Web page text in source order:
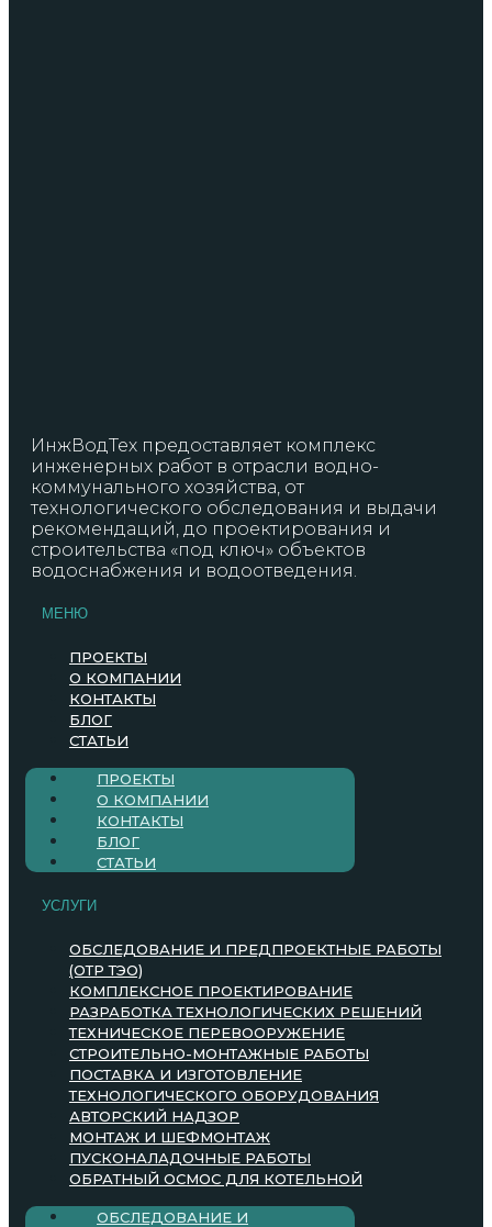
ИнжВодТех предоставляет комплекс
инженерных работ в отрасли водно-
коммунального хозяйства, от
технологического обследования и выдачи
рекомендаций, до проектирования и
строительства «под ключ» объектов
водоснабжения и водоотведения.
МЕНЮ
ПРОЕКТЫ
О КОМПАНИИ
КОНТАКТЫ
БЛОГ
СТАТЬИ
ПРОЕКТЫ
О КОМПАНИИ
КОНТАКТЫ
БЛОГ
СТАТЬИ
УСЛУГИ
ОБСЛЕДОВАНИЕ И ПРЕДПРОЕКТНЫЕ РАБОТЫ
(ОТР ТЭО)
КОМПЛЕКСНОЕ ПРОЕКТИРОВАНИЕ
РАЗРАБОТКА ТЕХНОЛОГИЧЕСКИХ РЕШЕНИЙ
ТЕХНИЧЕСКОЕ ПЕРЕВООРУЖЕНИЕ
СТРОИТЕЛЬНО-МОНТАЖНЫЕ РАБОТЫ
ПОСТАВКА И ИЗГОТОВЛЕНИЕ
ТЕХНОЛОГИЧЕСКОГО ОБОРУДОВАНИЯ
АВТОРСКИЙ НАДЗОР
МОНТАЖ И ШЕФМОНТАЖ
ПУСКОНАЛАДОЧНЫЕ РАБОТЫ
ОБРАТНЫЙ ОСМОС ДЛЯ КОТЕЛЬНОЙ
ОБСЛЕДОВАНИЕ И